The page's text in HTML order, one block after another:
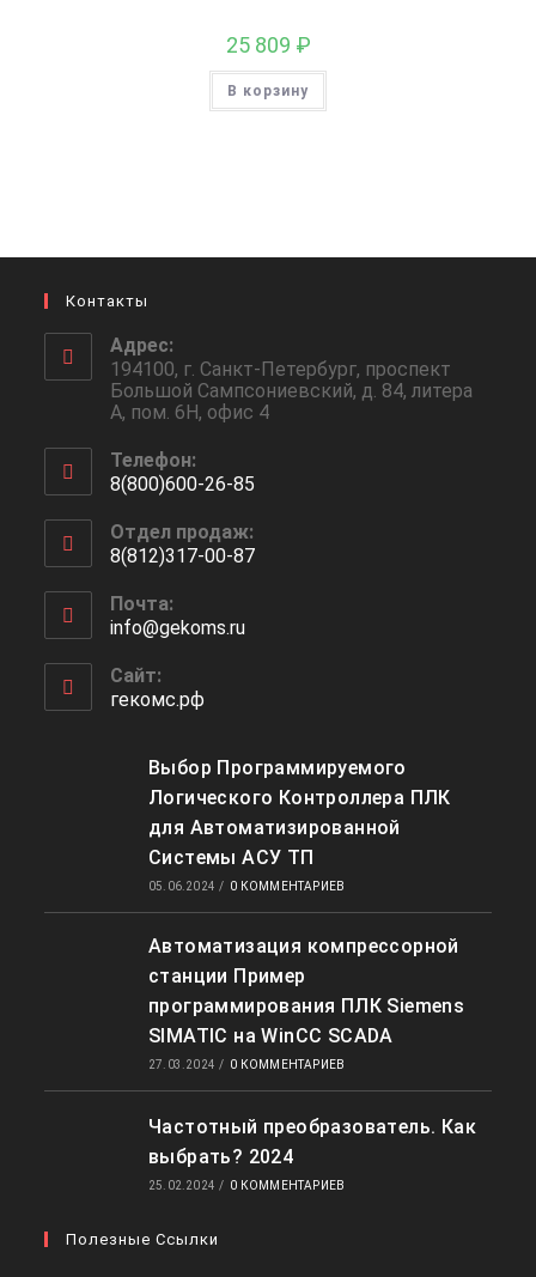
25 809 ₽
В корзину
Контакты
Адрес:
194100, г. Санкт-Петербург, проспект
Большой Сампсониевский, д. 84, литера
А, пом. 6Н, офис 4
Телефон:
8(800)600-26-85
в
вашем
приложении
Отдел продаж:
8(812)317-00-87
в
вашем
приложении
Почта:
info@gekoms.ruОткроется
Сайт:
гекомс.рф
Выбор Программируемого
Логического Контроллера ПЛК
для Автоматизированной
Системы АСУ ТП
05.06.2024 / 0 КОММЕНТАРИЕВ
Автоматизация компрессорной
станции Пример
программирования ПЛК Siemens
SIMATIC на WinCC SCADA
27.03.2024 / 0 КОММЕНТАРИЕВ
Частотный преобразователь. Как
выбрать? 2024
25.02.2024 / 0 КОММЕНТАРИЕВ
Полезные Ссылки